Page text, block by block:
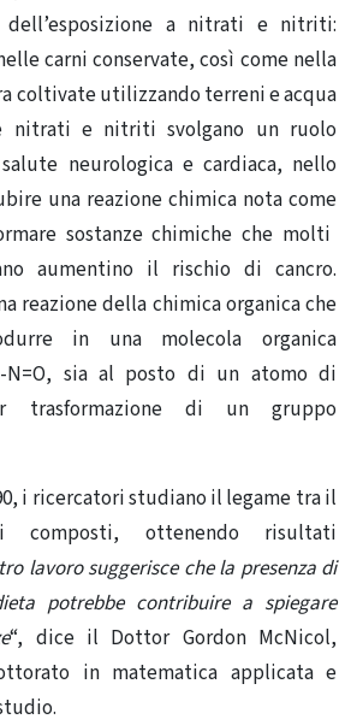
dell’esposizione a nitrati e nitriti:
carni conservate, così come nella
coltivate utilizzando terreni e acqua
nitrati e nitriti svolgano un ruolo
neurologica e cardiaca, nello
una reazione chimica nota come
sostanze chimiche che molti
aumentino il rischio di cancro.
reazione della chimica organica che
in una molecola organica
sia al posto di un atomo di
trasformazione di un gruppo
i ricercatori studiano il legame tra il
composti, ottenendo risultati
lavoro suggerisce che la presenza di
potrebbe contribuire a spiegare
“, dice il Dottor Gordon McNicol,
in matematica applicata e